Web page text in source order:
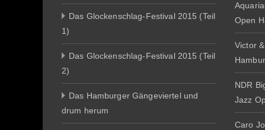
Das Glockenschlag-Festival 2015 (Teil
1)
Das Glockenschlag-Festival 2015 (Teil
2)
Das Hamburger Gängeviertel und
drum herum
Open
Victor
NDR
Jazz
Caro